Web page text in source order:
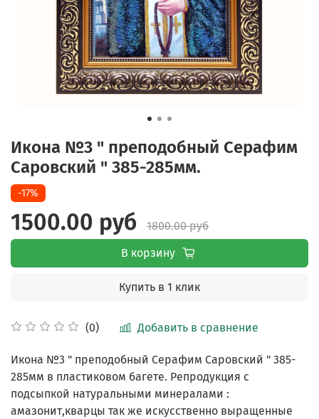
Икона №3 " преподобный Серафим
Саровский " 385-285мм.
(0) Добавить в сравнение
-17%
1500.00 руб
1800.00 руб
В корзину
Купить в 1 клик
Икона №3 " преподобный Серафим Саровский " 385-
285мм в пластиковом багете. Репродукция с
подсыпкой натуральными минералами :
амазонит,кварцы так же искусственно выращенные